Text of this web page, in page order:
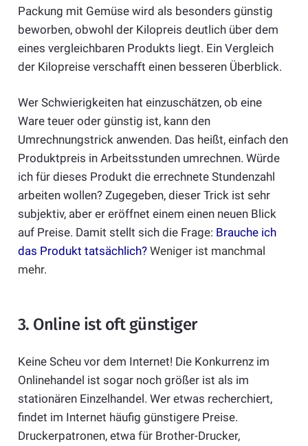
Packung mit Gemüse wird als besonders günstig
beworben, obwohl der Kilopreis deutlich über dem
eines vergleichbaren Produkts liegt. Ein Vergleich
der Kilopreise verschafft einen besseren Überblick.
Wer Schwierigkeiten hat einzuschätzen, ob eine
Ware teuer oder günstig ist, kann den
Umrechnungstrick anwenden. Das heißt, einfach den
Produktpreis in Arbeitsstunden umrechnen. Würde
ich für dieses Produkt die errechnete Stundenzahl
arbeiten wollen? Zugegeben, dieser Trick ist sehr
subjektiv, aber er eröffnet einem einen neuen Blick
auf Preise. Damit stellt sich die Frage: Brauche ich
das Produkt tatsächlich? Weniger ist manchmal
mehr.
3. Online ist oft günstiger
Keine Scheu vor dem Internet! Die Konkurrenz im
Onlinehandel ist sogar noch größer ist als im
stationären Einzelhandel. Wer etwas recherchiert,
findet im Internet häufig günstigere Preise.
Druckerpatronen, etwa für Brother-Drucker,